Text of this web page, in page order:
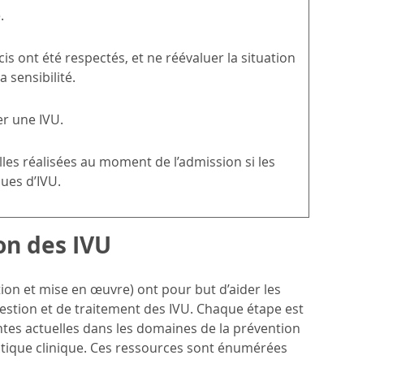
ont été respectés, et ne réévaluer la situation
sensibilité.
une IVU.
réalisées au moment de l’admission si les
d’IVU.
des IVU
et mise en œuvre) ont pour but d’aider les
et de traitement des IVU. Chaque étape est
actuelles dans les domaines de la prévention
clinique. Ces ressources sont énumérées